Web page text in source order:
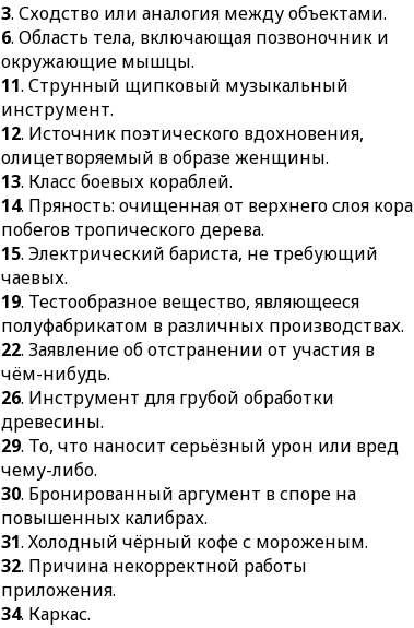
3. Сходство или аналогия между объектами.
6. Область тела, включающая позвоночник и
окружающие мышцы.
11. Струнный щипковый музыкальный
инструмент.
12. Источник поэтического вдохновения,
олицетворяемый в образе женщины.
13. Класс боевых кораблей.
14. Пряность: очищенная от верхнего слоя кора
побегов тропического дерева.
15. Электрический бариста, не требующий
чаевых.
19. Тестообразное вещество, являющееся
полуфабрикатом в различных производствах.
22. Заявление об отстранении от участия в
чём-нибудь.
26. Инструмент для грубой обработки
древесины.
29. То, что наносит серьёзный урон или вред
чему-либо.
30. Бронированный аргумент в споре на
повышенных калибрах.
31. Холодный чёрный кофе с мороженым.
32. Причина некорректной работы
приложения.
34. Каркас.